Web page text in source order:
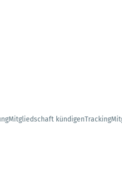
Mitgliedschaft kündigenTracking